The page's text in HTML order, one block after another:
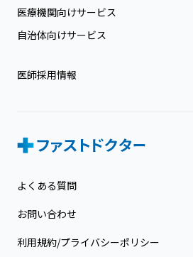
医療機関向けサービス
自治体向けサービス
医師採用情報
よくある質問
お問い合わせ
利用規約/プライバシーポリシー